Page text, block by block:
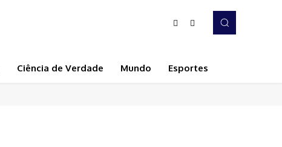
Ciência de Verdade Mundo Esportes